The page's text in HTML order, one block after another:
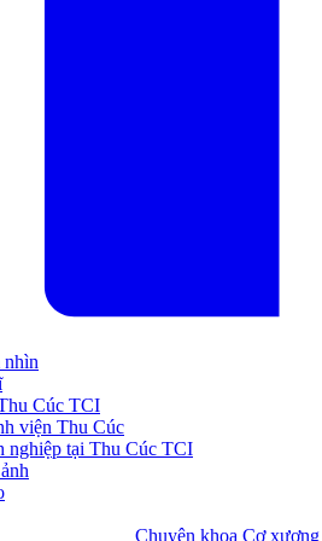
nhìn
Cúc TCI
viện Thu Cúc
nghiệp tại Thu Cúc TCI
Chuyên khoa Cơ